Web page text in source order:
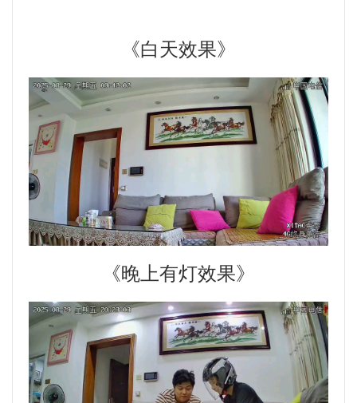
《白天效果》
《晚上有灯效果》